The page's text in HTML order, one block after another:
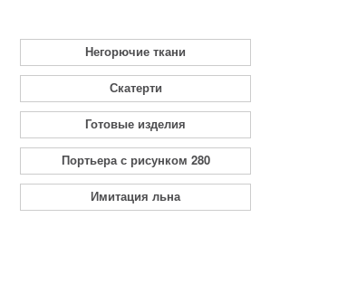
Негорючие ткани
Скатерти
Готовые изделия
Портьера с рисунком 280
Имитация льна